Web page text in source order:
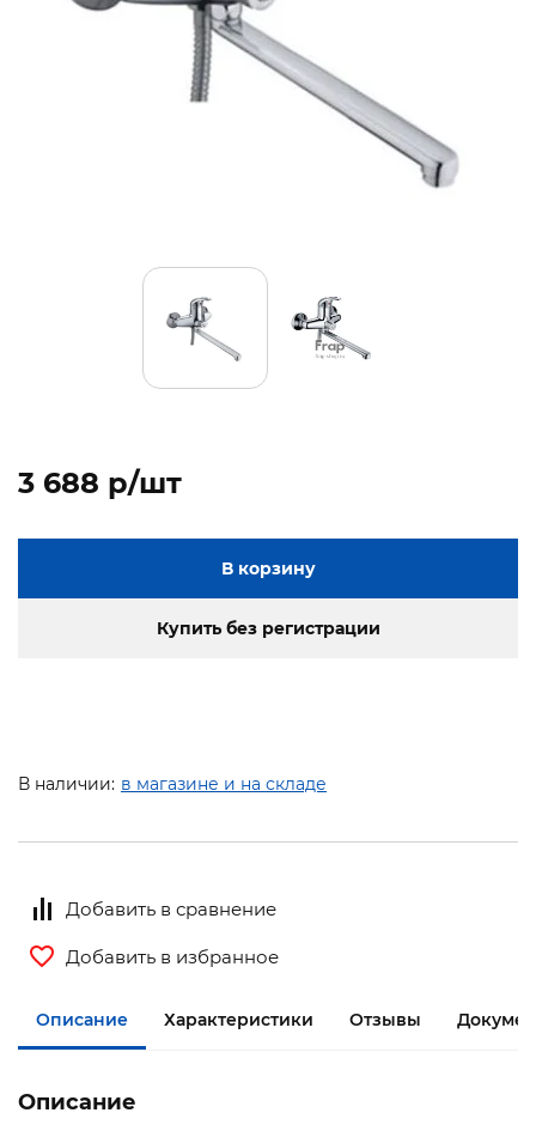
3 688 p/шт
В корзину
Купить без регистрации
В наличии: в магазине и на складе
Добавить в сравнение
Добавить в избранное
Описание Характеристики Отзывы
Описание